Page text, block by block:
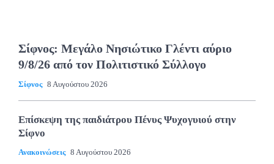
Σίφνος: Μεγάλο Νησιώτικο Γλέντι αύριο
9/8/26 από τον Πολιτιστικό Σύλλογο
Σίφνος 8 Αυγούστου 2026
Επίσκεψη της παιδιάτρου Πένυς Ψυχογυιού στην
Σίφνο
Ανακοινώσεις 8 Αυγούστου 2026